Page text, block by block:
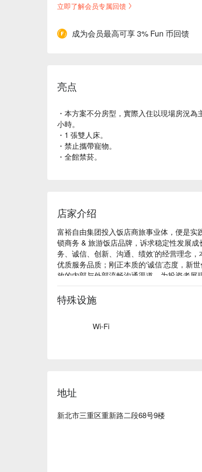
立即了解会员专属回馈
成为会员最高可享 3% Fun 币回馈
亮点
・本方案不分房型，實際入住以現場房況
小時。
・1 張雙人床。
・禁止攜帶寵物。
・全館禁菸。
店家介绍
富裕自由集团投入饭店商旅事业体，便是
锁商务 & 旅游饭店品牌，诉求稳定性发展
务、诚信、创新、沟通、绩效’的经营理念
优质服务品质；刚正本质的‘诚信’态度，新
放的内部与外部流畅沟通渠道，为投资者展现
特殊设施
Wi-Fi
地址
新北市三重区重新路二段68号9楼